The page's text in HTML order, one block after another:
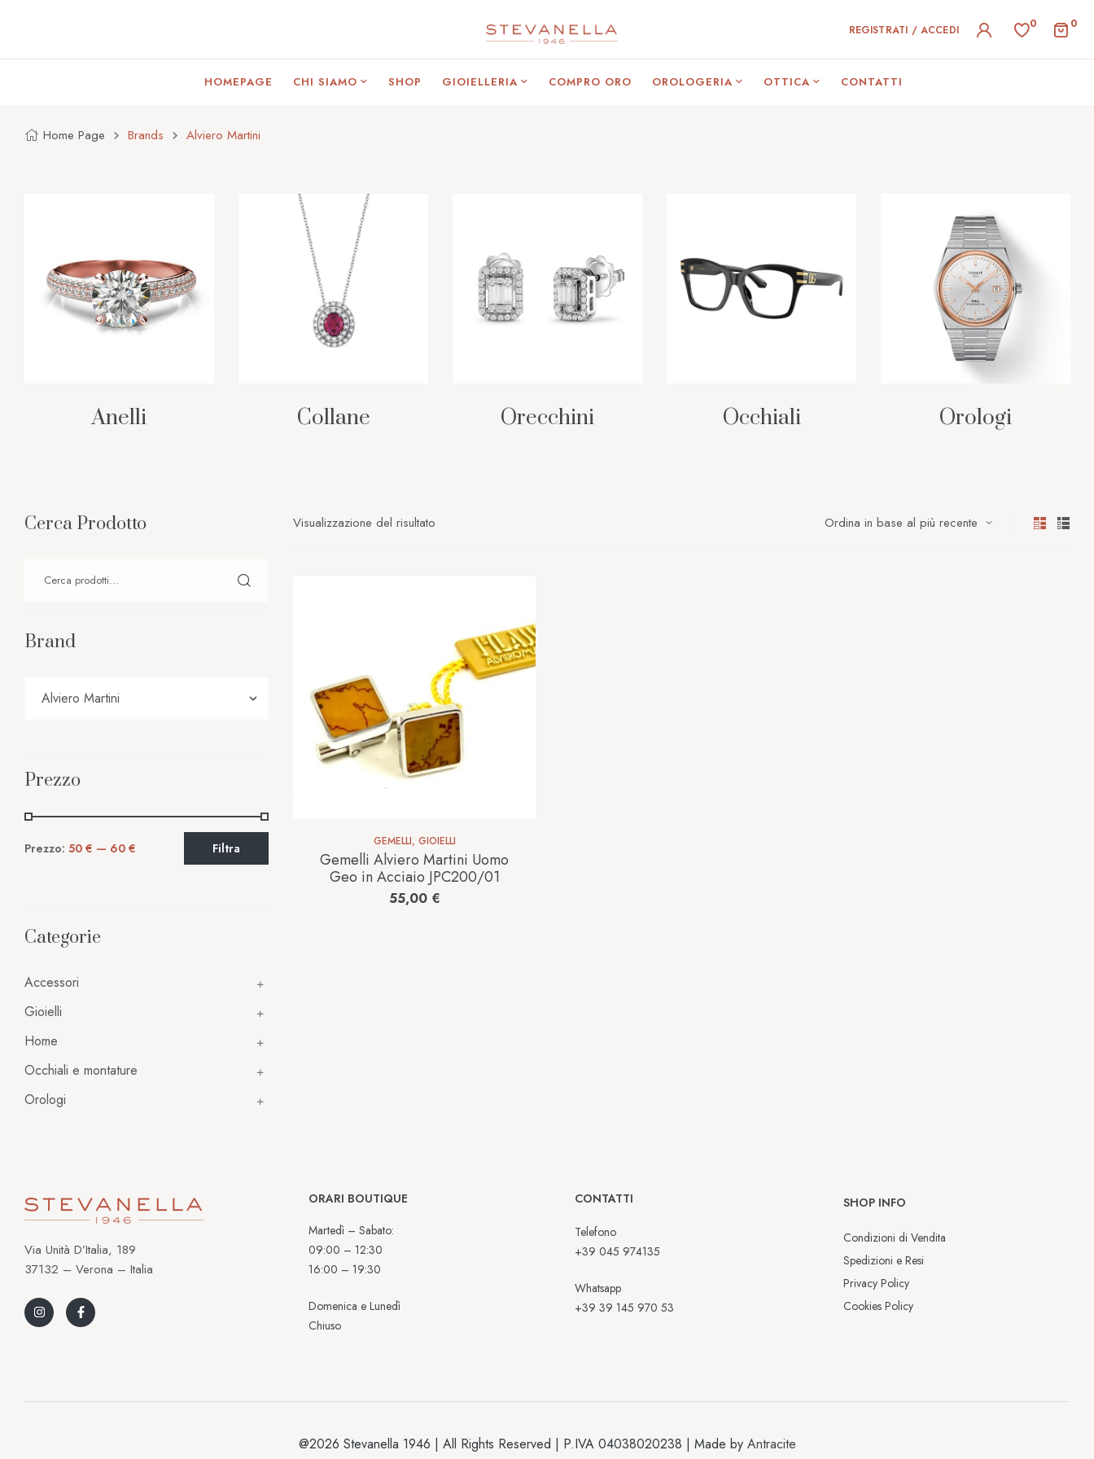
REGISTRATI / ACCEDI 0 0
HOMEPAGE CHI SIAMO SHOP GIOIELLERIA COMPRO ORO OROLOGERIA OTTICA CONTATTI
Home Page Brands Alviero Martini
Anelli Collane Orecchini Occhiali Orologi
Visualizzazione del risultato
GEMELLI, GIOIELLI
Gemelli Alviero Martini Uomo
Geo in Acciaio JPC200/01
55,00 €
Cerca Prodotto
Brand
Prezzo
Filtra
Prezzo: 50 € — 60 €
Categorie
Accessori
Gioielli
Home
Occhiali e montature
Orologi
Via Unità D’Italia, 189
37132 – Verona – Italia
ORARI BOUTIQUE
Martedì – Sabato:
09:00 – 12:30
16:00 – 19:30
Domenica e Lunedì
Chiuso
CONTATTI
Telefono
+39 045 974135
Whatsapp
+39 39 145 970 53
SHOP INFO
Condizioni di Vendita
Spedizioni e Resi
Privacy Policy
Cookies Policy
@2026 Stevanella 1946 | All Rights Reserved | P.IVA 04038020238 | Made by Antracite